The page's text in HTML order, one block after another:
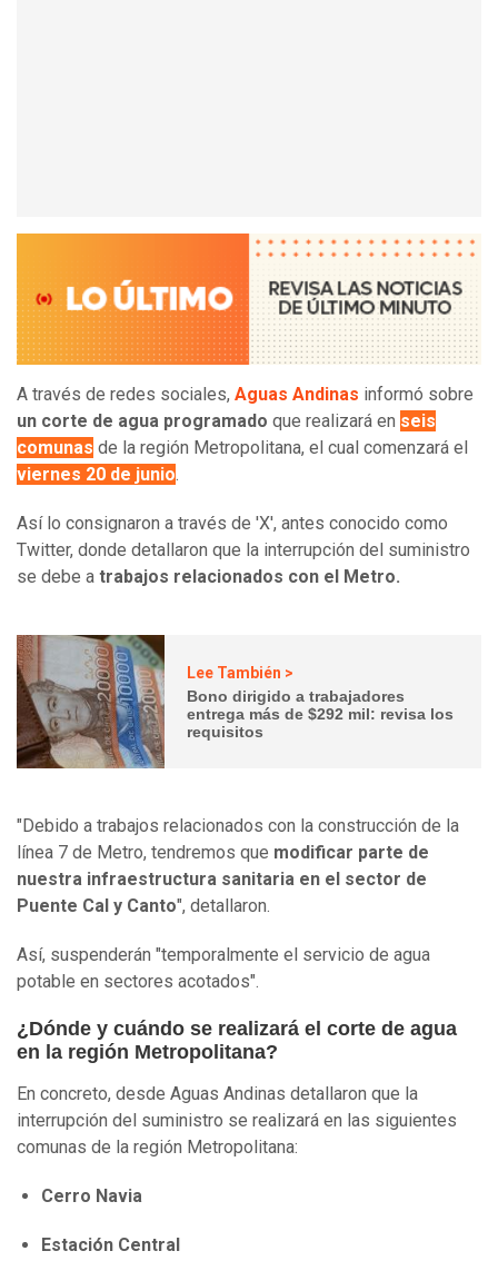
A través de redes sociales, Aguas Andinas informó sobre
un corte de agua programado que realizará en seis
comunas de la región Metropolitana, el cual comenzará el
viernes 20 de junio.
Así lo consignaron a través de 'X', antes conocido como
Twitter, donde detallaron que la interrupción del suministro
se debe a trabajos relacionados con el Metro.
Lee También >
Bono dirigido a trabajadores
entrega más de $292 mil: revisa los
requisitos
"Debido a trabajos relacionados con la construcción de la
línea 7 de Metro, tendremos que modificar parte de
nuestra infraestructura sanitaria en el sector de
Puente Cal y Canto", detallaron.
Así, suspenderán "temporalmente el servicio de agua
potable en sectores acotados".
¿Dónde y cuándo se realizará el corte de agua
en la región Metropolitana?
En concreto, desde Aguas Andinas detallaron que la
interrupción del suministro se realizará en las siguientes
comunas de la región Metropolitana:
Cerro Navia
Estación Central